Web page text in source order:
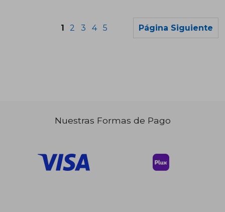
$ 40.53 45%
1 2 3 4 5 Página Siguiente
Nuestras Formas de Pago